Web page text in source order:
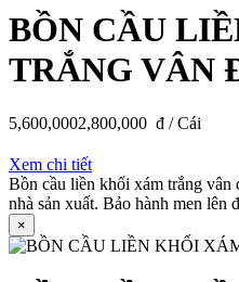
BỒN CẦU
TRẮNG VÂN
5,600,0002,800,000 đ / Cái
Xem chi tiết
Bồn cầu liền khối xám trắng
nhà sản xuất. Bảo hành men lên
×